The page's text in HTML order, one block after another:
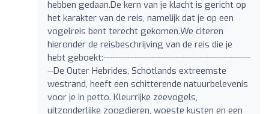
hebben gedaan.De kern van je klacht is gericht op
het karakter van de reis, namelijk dat je op een
vogelreis bent terecht gekomen.We citeren
hieronder de reisbeschrijving van de reis die je
hebt geboekt:-------------------------------------------------
--De Outer Hebrides, Schotlands extreemste
westrand, heeft een schitterende natuurbelevenis
voor je in petto. Kleurrijke zeevogels,
uitzonderlijke zoogdieren, woeste kusten en een